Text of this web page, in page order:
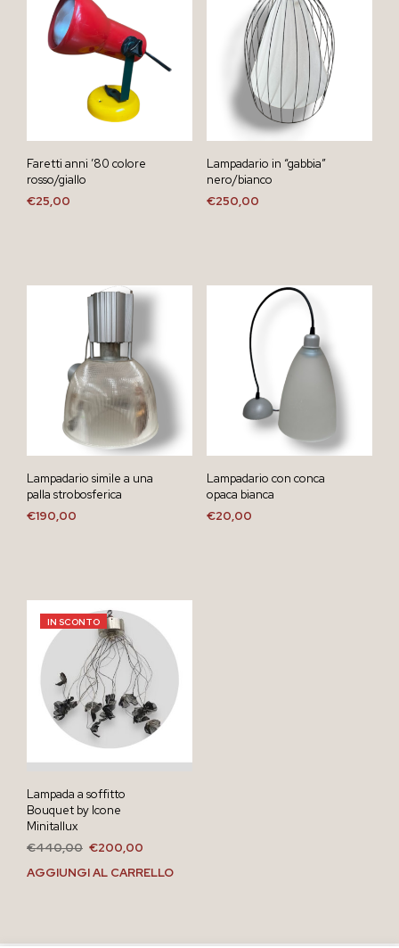
Faretti anni ’80 colore
rosso/giallo
€25,00
Lampadario in “gabbia”
nero/bianco
€250,00
Lampadario simile a una
palla strobosferica
€190,00
Lampadario con conca
opaca bianca
€20,00
IN SCONTO
Lampada a soffitto
Bouquet by Icone
Minitallux
€440,00 Il
originale
€200,00
attuale
AGGIUNGI AL CARRELLO